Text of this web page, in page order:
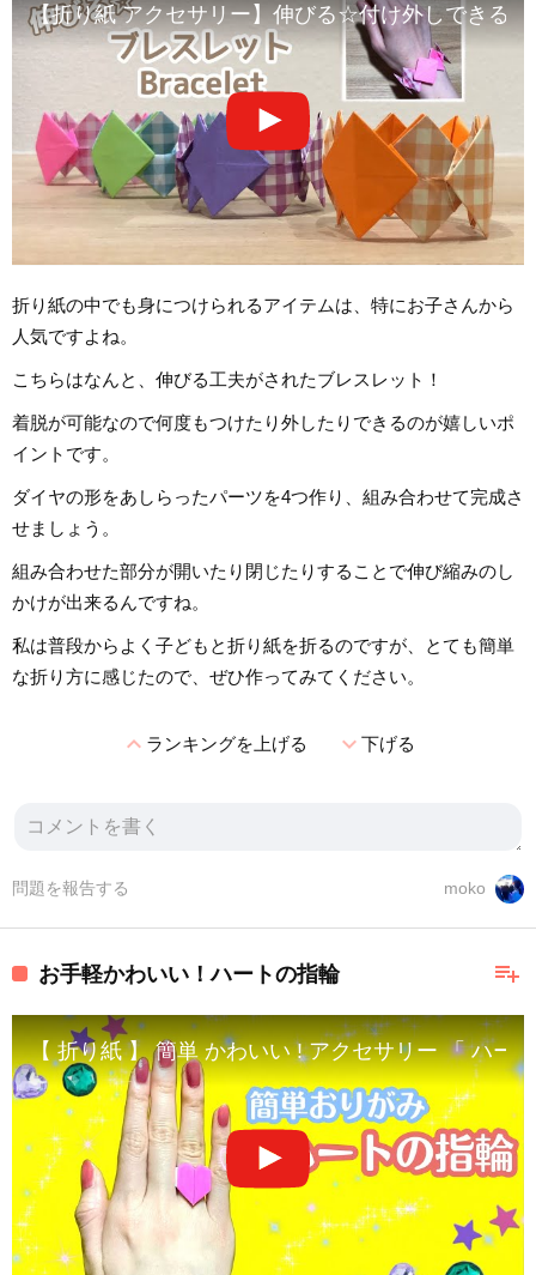
【折り紙 アクセサリー】伸びる☆付け外しできる
折り紙の中でも身につけられるアイテムは、特にお子さんから
人気ですよね。
こちらはなんと、伸びる工夫がされたブレスレット！
着脱が可能なので何度もつけたり外したりできるのが嬉しいポ
イントです。
ダイヤの形をあしらったパーツを4つ作り、組み合わせて完成さ
せましょう。
組み合わせた部分が開いたり閉じたりすることで伸び縮みのし
かけが出来るんですね。
私は普段からよく子どもと折り紙を折るのですが、とても簡単
な折り方に感じたので、ぜひ作ってみてください。
expand_lessランキングを上げる expand_more下げる
moko
問題を報告する
playlist_add
お手軽かわいい！ハートの指輪
【 折り紙 】 簡単 かわいい ! アクセサリー 「 ハー